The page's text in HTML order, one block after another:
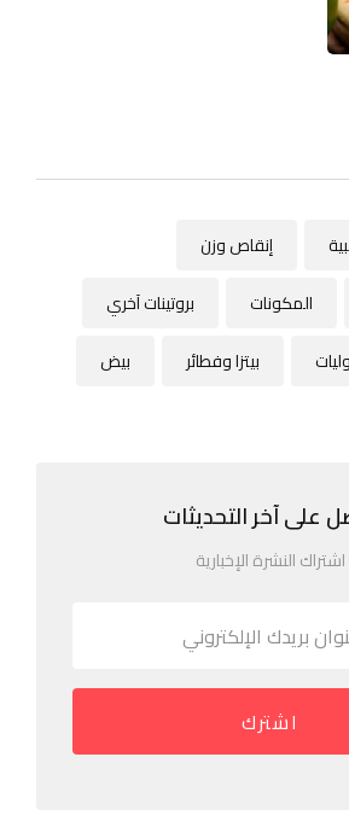
إنقاص وزن
المكونات
بروتينات آخري
بيتزا وفطائر بيض
على آخر التحديثات
اشتراك النشرة الإخبارية
اشترك